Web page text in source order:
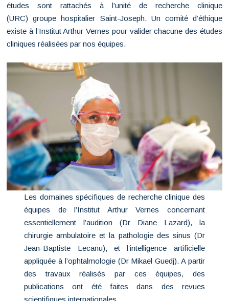
études sont rattachés à l’unité de recherche clinique
(URC) groupe hospitalier Saint-Joseph. Un comité d’éthique
existe à l’Institut Arthur Vernes pour valider chacune des études
cliniques réalisées par nos équipes.
Les domaines spécifiques de recherche clinique des
équipes de l’Institut Arthur Vernes concernant
essentiellement l’audition (Dr Diane Lazard), la
chirurgie ambulatoire et la pathologie des sinus (Dr
Jean-Baptiste Lecanu), et l’intelligence artificielle
appliquée à l’ophtalmologie (Dr Mikael Guedj). A partir
des travaux réalisés par ces équipes, des
publications ont été faites dans des revues